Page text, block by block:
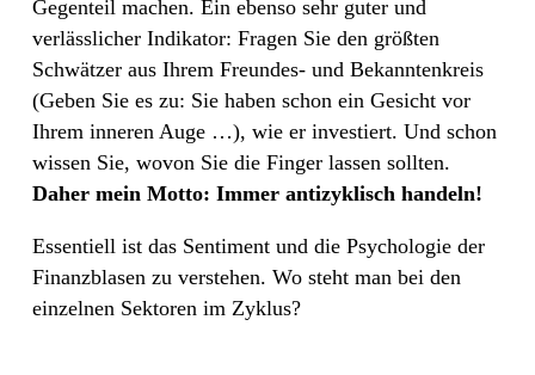
Gegenteil machen. Ein ebenso sehr guter und
verlässlicher Indikator: Fragen Sie den größten
Schwätzer aus Ihrem Freundes- und Bekanntenkreis
(Geben Sie es zu: Sie haben schon ein Gesicht vor
Ihrem inneren Auge …), wie er investiert. Und schon
wissen Sie, wovon Sie die Finger lassen sollten.
Daher mein Motto: Immer antizyklisch handeln!
Essentiell ist das Sentiment und die Psychologie der
Finanzblasen zu verstehen. Wo steht man bei den
einzelnen Sektoren im Zyklus?